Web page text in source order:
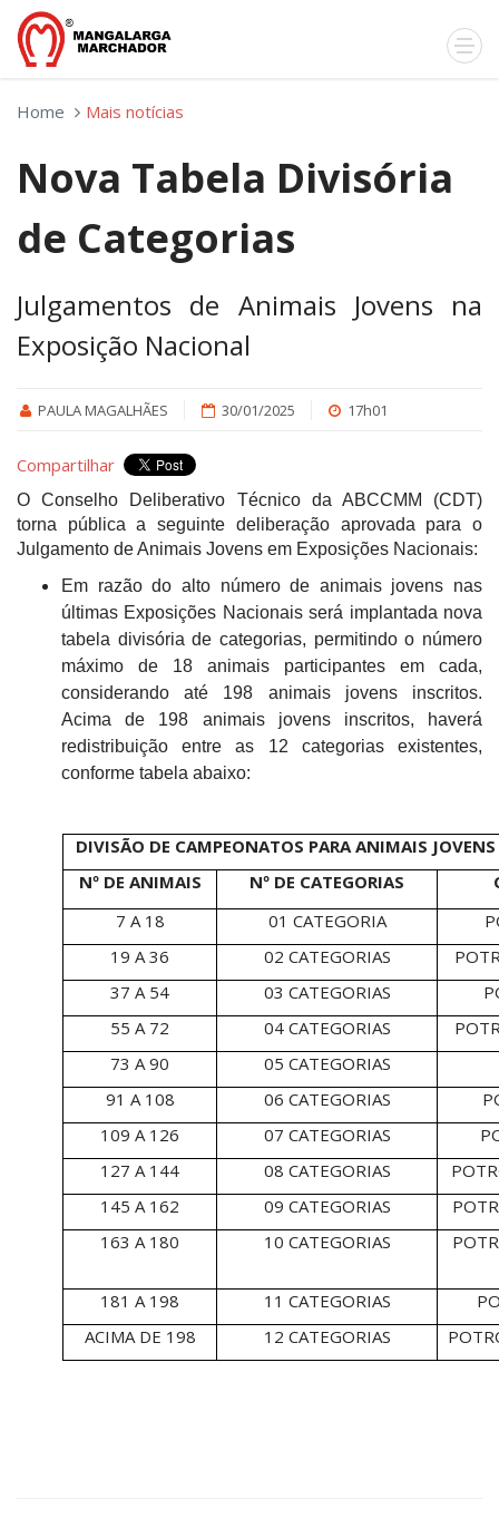
Home Mais notícias
Nova Tabela Divisória
de Categorias
Julgamentos de Animais Jovens na
Exposição Nacional
PAULA MAGALHÃES 30/01/2025 17h01
Compartilhar
O Conselho Deliberativo Técnico da ABCCMM (CDT)
torna pública a seguinte deliberação aprovada para o
Julgamento de Animais Jovens em Exposições Nacionais:
Em razão do alto número de animais jovens nas
últimas Exposições Nacionais será implantada nova
tabela divisória de categorias, permitindo o número
máximo de 18 animais participantes em cada,
considerando até 198 animais jovens inscritos.
Acima de 198 animais jovens inscritos, haverá
redistribuição entre as 12 categorias existentes,
conforme tabela abaixo:
DIVISÃO DE CAMPEONATOS PARA ANIMAIS
Nº DE ANIMAIS
Nº DE CATEGORIAS
7 A 18
01 CATEGORIA
19 A 36
02 CATEGORIAS
37 A 54
03 CATEGORIAS
55 A 72
04 CATEGORIAS
73 A 90
05 CATEGORIAS
91 A 108
06 CATEGORIAS
109 A 126
07 CATEGORIAS
127 A 144
08 CATEGORIAS
145 A 162
09 CATEGORIAS
163 A 180
10 CATEGORIAS
181 A 198 11 CATEGORIAS
ACIMA DE 198
12 CATEGORIAS